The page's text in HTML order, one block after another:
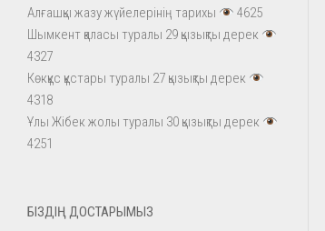
Алғашқы жазу жүйелерінің тарихы
4625
Шымкент қаласы туралы 29 қызықты дерек
4327
Көкқұс құстары туралы 27 қызықты дерек
4318
Ұлы Жібек жолы туралы 30 қызықты дерек
4251
БІЗДІҢ ДОСТАРЫМЫЗ